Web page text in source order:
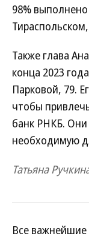
98%
Также глава
конца 2023
Парковой, 79.
чтобы
банк РНКБ. Они
необходимую
Татьяна
Все